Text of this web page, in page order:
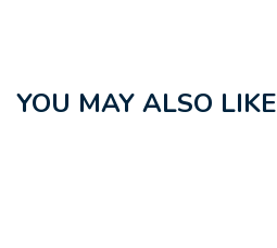
YOU MAY ALSO LIKE